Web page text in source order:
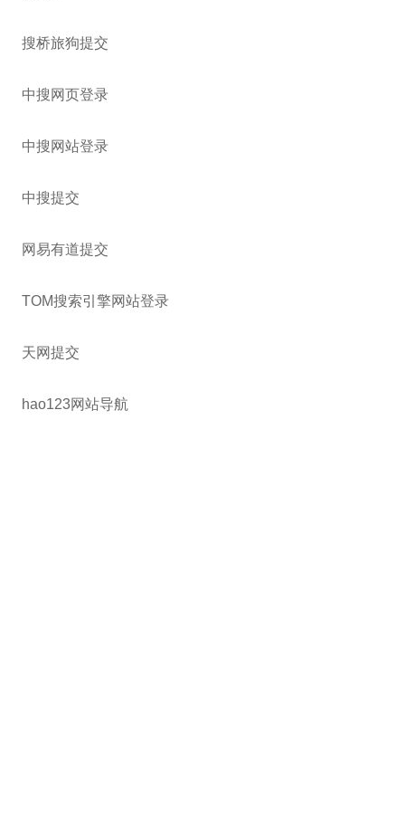
搜桥旅狗提交
中搜网页登录
中搜网站登录
中搜提交
网易有道提交
TOM搜索引擎网站登录
天网提交
hao123网站导航